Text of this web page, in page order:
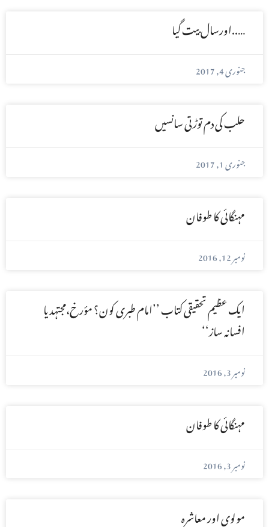
…..اورسال بیت گیا
جنوری 4, 2017
حلب کی دم توڑتی سانسیں
جنوری 1, 2017
مہنگائی کا طوفان
نومبر 12, 2016
ایک عظیم تحقیقی کتاب ’’امام طبری کون؟ مؤرخ،مجتہد یا
افسانہ ساز‘‘
نومبر 3, 2016
مہنگائی کا طوفان
نومبر 3, 2016
مولوی اور معاشرہ